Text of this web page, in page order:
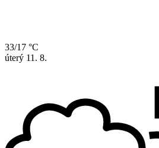
33/17 °C
úterý 11. 8.